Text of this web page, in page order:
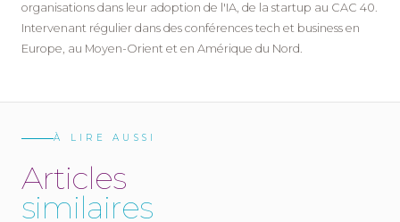
organisations dans leur adoption de l'IA, de la startup au CAC 40.
Intervenant régulier dans des conférences tech et business en
Europe, au Moyen-Orient et en Amérique du Nord.
À LIRE AUSSI
Articles
similaires